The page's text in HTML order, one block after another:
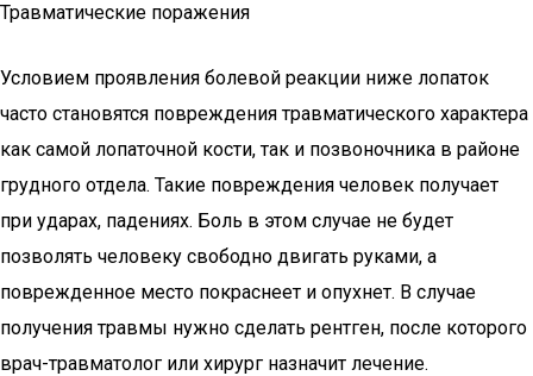
Травматические поражения
Условием проявления болевой реакции ниже лопаток
часто становятся повреждения травматического характера
как самой лопаточной кости, так и позвоночника в районе
грудного отдела. Такие повреждения человек получает
при ударах, падениях. Боль в этом случае не будет
позволять человеку свободно двигать руками, а
поврежденное место покраснеет и опухнет. В случае
получения травмы нужно сделать рентген, после которого
врач-травматолог или хирург назначит лечение.